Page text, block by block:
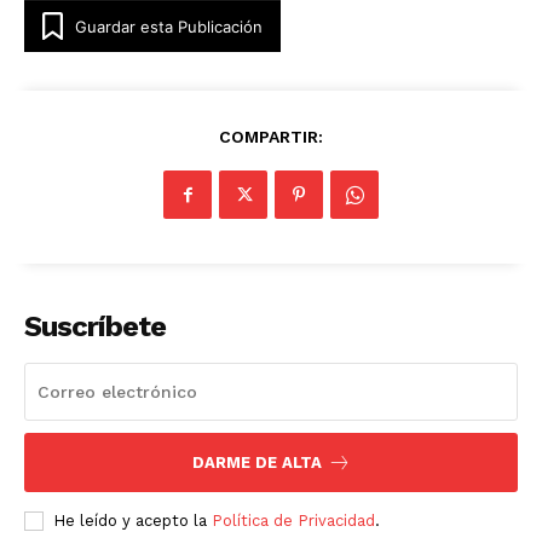
Guardar esta Publicación
COMPARTIR:
Suscríbete
DARME DE ALTA
He leído y acepto la Política de Privacidad .